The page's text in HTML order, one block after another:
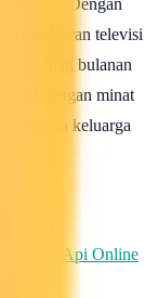
Dengan
siaran televisi
bulanan
dengan minat
anggota keluarga
Kereta Api Online